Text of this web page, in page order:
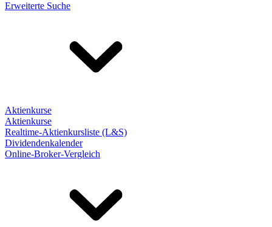
Erweiterte Suche
Aktienkurse
Aktienkurse
Realtime-Aktienkursliste (L&S)
Dividendenkalender
Online-Broker-Vergleich